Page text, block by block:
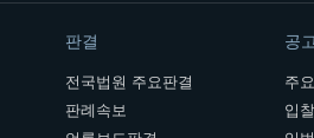
판결
전국법원 주요판결
판례속보
공고
주
입